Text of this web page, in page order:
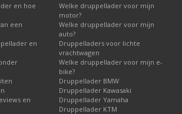
en hoe
een
en
en
Welke druppellader voor mijn
motor?
Welke druppellader voor mijn
auto?
Druppelladers voor lichte
vrachtwagen
Welke druppellader voor mijn e-
bike?
Druppellader BMW
Druppellader Kawasaki
Druppellader Yamaha
Druppellader KTM